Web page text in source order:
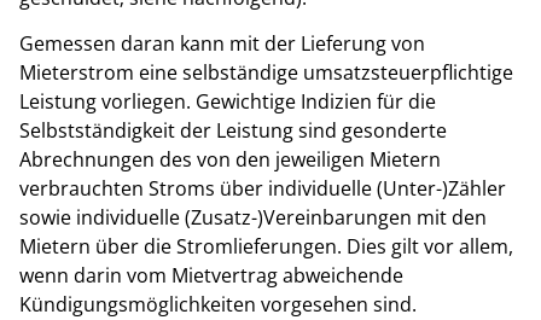
Gemessen daran kann mit der Lieferung von
Mieterstrom eine selbständige umsatzsteuerpflichtige
Leistung vorliegen. Gewichtige Indizien für die
Selbstständigkeit der Leistung sind gesonderte
Abrechnungen des von den jeweiligen Mietern
verbrauchten Stroms über individuelle (Unter-)Zähler
sowie individuelle (Zusatz-)Vereinbarungen mit den
Mietern über die Stromlieferungen. Dies gilt vor allem,
wenn darin vom Mietvertrag abweichende
Kündigungsmöglichkeiten vorgesehen sind.